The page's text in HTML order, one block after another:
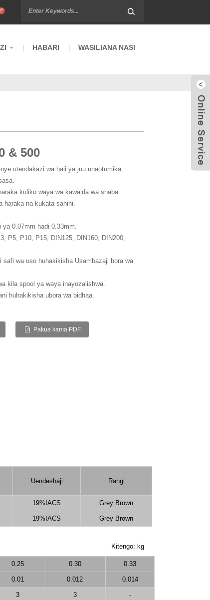
HABARI WASILIANA NASI
& 500
utendakazi wa hali ya juu unaotumika
kuliko waya wa kawaida wa shaba.
haraka na kukata sahihi.
0.07mm hadi 0.33mm.
P5, P10, P15, DIN125, DIN160, DIN200,
safi wa uso huhakikisha Usambazaji bora wa
kila spool ya waya inayozalishwa.
huhakikisha ubora wa bidhaa.
Pakua kama PDF
Uendeshaji Rangi
19%IACS Grey Brown
19%IACS Grey Brown
Kitengo: kg
0.25 0.30 0.33
0.01 0.012 0.014
3 3 -